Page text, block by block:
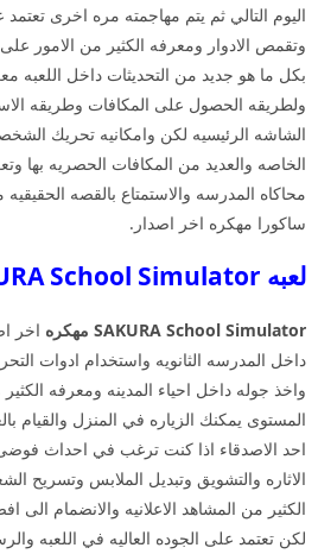
اليوم التالي ثم يتم مهاجمته مره اخرى
وتقمص الادوار ومعرفه الكثير من الامور على
بكل ما هو جديد من التحديثات داخل اللعبه
ولطريقه الحصول على المكافات وطريقه
الشاشه الرئيسيه لكن وامكانيه تحريك
الخاصه والعديد من المكافات الحصريه بها
محاكاه المدرسه والاستمتاع بالقصه الحقيقيه
ساكورا مهكره اخر اصدار.
لعبه SAKURA School Simulator اخر اصدار
SAKURA School Simulator مهكره
اخر
داخل المدرسه الثانويه واستخدام ادوات
واخذ جوله داخل احياء المدينه ومعرفه
المستوى يمكنك الزياره في المنزل والقيام
احد الاصدقاء اذا كنت ترغب في احداث
الاثاره والتشويق وتبديل الملابس وتسريح
الكثير من المشاهد الاعلانيه والانضمام الى
لكن تعتمد على الجوده العاليه في اللعبه